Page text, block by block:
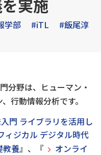
実施
学部 #iTL #飯尾淳
分野は、ヒューマン・
行動情報分析です。
門 ライブラリを活用し
ィジカル デジタル時代
教養』、『
オンライ